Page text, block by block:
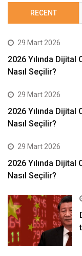
RECENT
29 Mart 2026
2026 Yılında
Nasıl Seçilir?
29 Mart 2026
2026 Yılında
Nasıl Seçilir?
29 Mart 2026
2026 Yılında
Nasıl Seçilir?